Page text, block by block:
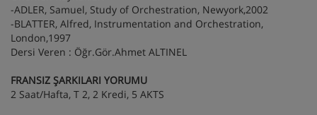
-ADLER, Samuel, Study of Orchestration, Newyork,2002
-BLATTER, Alfred, Instrumentation and Orchestration,
London,1997
Dersi Veren : Öğr.Gör.Ahmet ALTINEL
FRANSIZ ŞARKILARI YORUMU
2 Saat/Hafta, T 2, 2 Kredi, 5 AKTS